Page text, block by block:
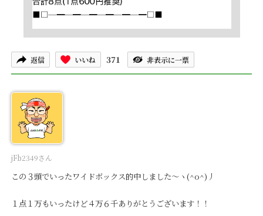
返信 いいね 371 非表示に一票
jFb2349さん
この３頭でいったワイドボックス的中しました～ヽ(^o^)丿
１点１万もいったけど４万６千ありがとうございます！！